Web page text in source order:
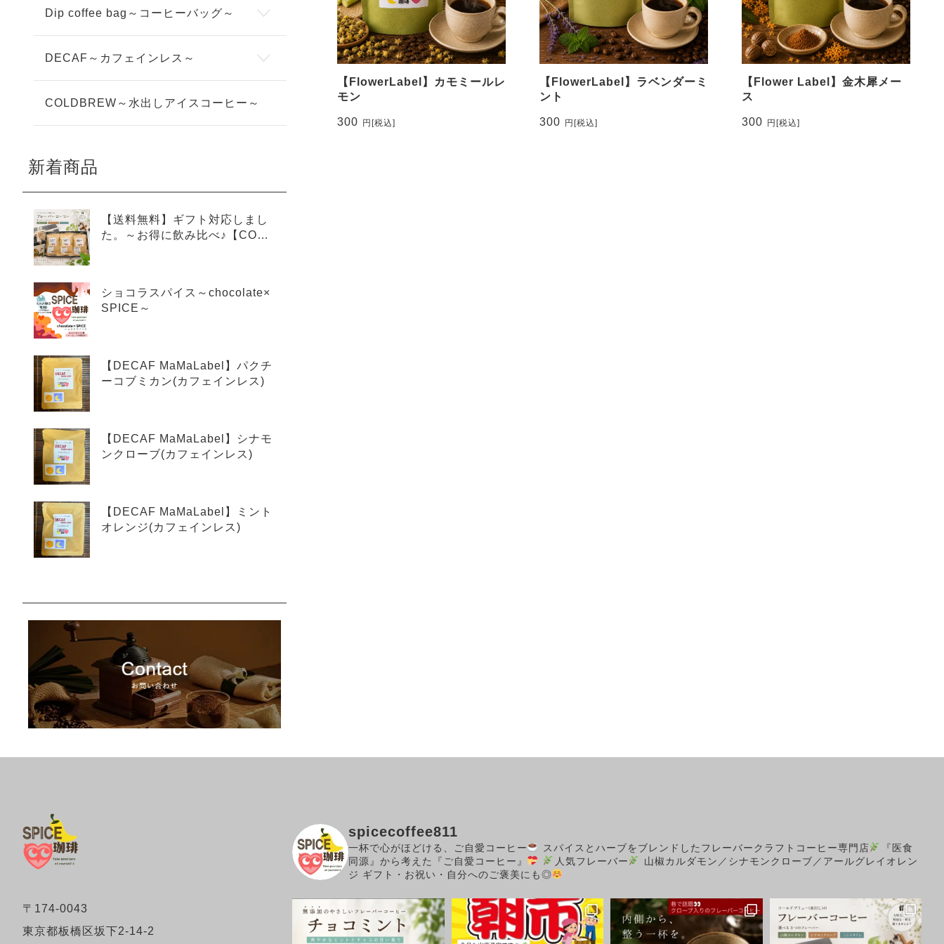
【FlowerLabel】カモミールレ
モン
300 円[税込]
【FlowerLabel】ラベンダーミ
ント
300 円[税込]
【Flower Label】金木犀メー
ス
300 円[税込]
Dip coffee bag～コーヒーバッグ～
DECAF～カフェインレス～
COLDBREW～水出しアイスコーヒー～
新着商品
【送料無料】ギフト対応しまし
た。～お得に飲み比べ♪【COLD
ショコラスパイス～chocolate×
SPICE～
【DECAF MaMaLabel】パクチ
ーコブミカン(カフェインレス)
【DECAF MaMaLabel】シナモ
ンクローブ(カフェインレス)
【DECAF MaMaLabel】ミント
オレンジ(カフェインレス)
〒174-0043
東京都板橋区坂下2-14-2
spicecoffee811
一杯で心がほどける、ご自愛コーヒー スパイスとハーブをブレンドしたフレーバークラフトコーヒー専門店
『医食
同源』から考えた『ご自愛コーヒー』
人気フレーバー
山椒カルダモン／シナモンクローブ／アールグレイオレン
ジ ギフト・お祝い・自分へのご褒美にも◎